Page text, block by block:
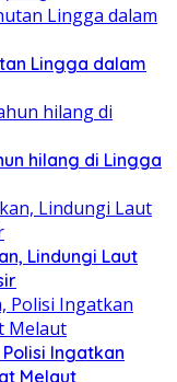
Lingga dalam
hilang di Lingga
Lindungi Laut
Ingatkan
Melaut